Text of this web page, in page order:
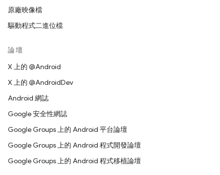
原廠映像檔
驅動程式二進位檔
論壇
X 上的 @Android
X 上的 @AndroidDev
Android 網誌
Google 安全性網誌
Google Groups 上的 Android 平台論壇
Google Groups 上的 Android 程式開發論壇
Google Groups 上的 Android 程式移植論壇